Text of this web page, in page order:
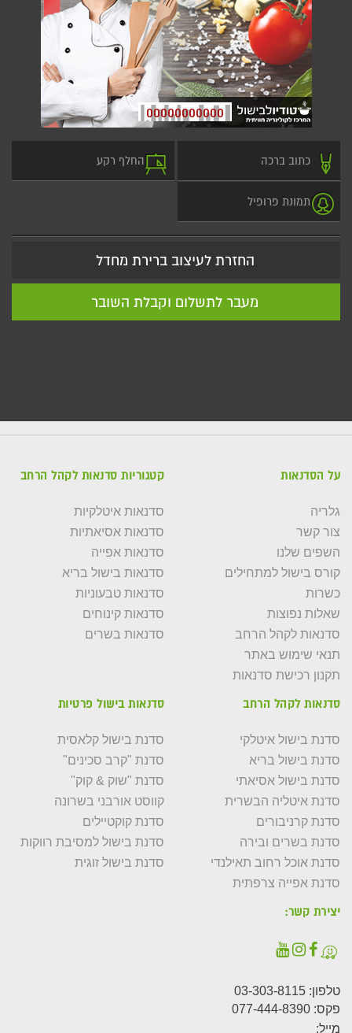
00000000000
החלף רקע כתוב ברכה
תמונת פרופיל
החזרת לעיצוב ברירת מחדל
מעבר לתשלום וקבלת השובר
על הסדנאות
גלריה
צור קשר
השפים שלנו
קורס בישול למתחילים
כשרות
שאלות נפוצות
סדנאות לקהל הרחב
תנאי שימוש באתר
תקנון רכישת סדנאות
קטגוריות סדנאות לקהל הרחב
סדנאות איטלקיות
סדנאות אסיאתיות
סדנאות אפייה
סדנאות בישול בריא
סדנאות טבעוניות
סדנאות קינוחים
סדנאות בשרים
סדנאות לקהל הרחב
סדנת בישול איטלקי
סדנת בישול בריא
סדנת בישול אסיאתי
סדנת איטליה הבשרית
סדנת קרניבורים
סדנת בשרים ובירה
סדנת אוכל רחוב תאילנדי
סדנת אפייה צרפתית
סדנאות בישול פרטיות
סדנת בישול קלאסית
סדנת "קרב סכינים"
סדנת "שוק & קוק"
קווסט אורבני בשרונה
סדנת קוקטיילים
סדנת בישול למסיבת רווקות
סדנת בישול זוגית
יצירת קשר:
טלפון: 03-303-8115
פקס: 077-444-8390
מייל: